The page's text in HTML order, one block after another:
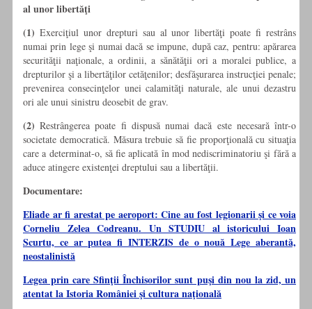
al unor libertăţi
(1) Exerciţiul unor drepturi sau al unor libertăţi poate fi restrâns
numai prin lege şi numai dacă se impune, după caz, pentru: apărarea
securităţii naţionale, a ordinii, a sănătăţii ori a moralei publice, a
drepturilor şi a libertăţilor cetăţenilor; desfăşurarea instrucţiei penale;
prevenirea consecinţelor unei calamităţi naturale, ale unui dezastru
ori ale unui sinistru deosebit de grav.
(2) Restrângerea poate fi dispusă numai dacă este necesară într-o
societate democratică. Măsura trebuie să fie proporţională cu situaţia
care a determinat-o, să fie aplicată în mod nediscriminatoriu şi fără a
aduce atingere existenţei dreptului sau a libertăţii.
Documentare:
Eliade ar fi arestat pe aeroport: Cine au fost legionarii şi ce voia
Corneliu Zelea Codreanu. Un STUDIU al istoricului Ioan
Scurtu, ce ar putea fi INTERZIS de o nouă Lege aberantă,
neostalinistă
Legea prin care Sfinţii Închisorilor sunt puşi din nou la zid, un
atentat la Istoria României şi cultura naţională